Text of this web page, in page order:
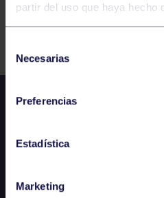
partir del uso que haya hecho
consentimiento
Necesarias
Preferencias
Estadística
Marketing